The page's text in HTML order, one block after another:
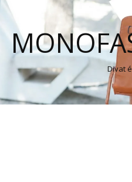
Divat